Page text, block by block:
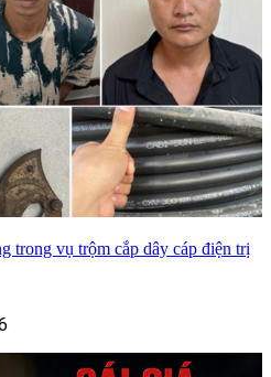
trong vụ trộm cắp dây cáp điện trị